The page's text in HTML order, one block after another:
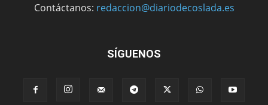
Contáctanos: redaccion@diariodecoslada.es
SÍGUENOS